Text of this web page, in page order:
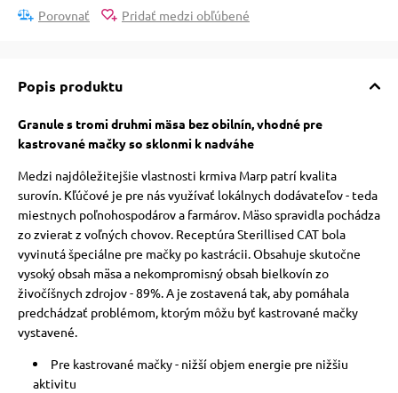
Porovnať Pridať medzi obľúbené
Popis produktu
Granule s tromi druhmi mäsa bez obilnín, vhodné pre
kastrované mačky so sklonmi k nadváhe
Medzi najdôležitejšie vlastnosti krmiva Marp patrí kvalita
surovín. Kľúčové je pre nás využívať lokálnych dodávateľov - teda
miestnych poľnohospodárov a farmárov. Mäso spravidla pochádza
zo zvierat z voľných chovov. Receptúra Sterillised CAT bola
vyvinutá špeciálne pre mačky po kastrácii. Obsahuje skutočne
vysoký obsah mäsa a nekompromisný obsah bielkovín zo
živočíšnych zdrojov - 89%. A je zostavená tak, aby pomáhala
predchádzať problémom, ktorým môžu byť kastrované mačky
vystavené.
Pre kastrované mačky - nižší objem energie pre nižšiu
aktivitu